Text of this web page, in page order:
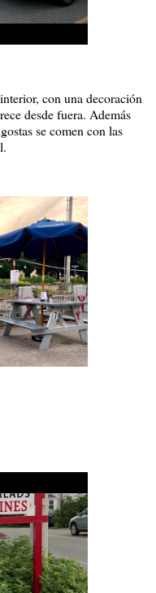
con una decoración
desde fuera. Además
se comen con las